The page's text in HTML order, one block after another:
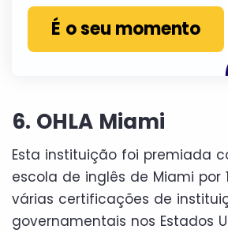
É o seu momento
6. OHLA Miami
Esta instituição foi premiada
escola de inglês de Miami por
várias certificações de
governamentais nos Estados